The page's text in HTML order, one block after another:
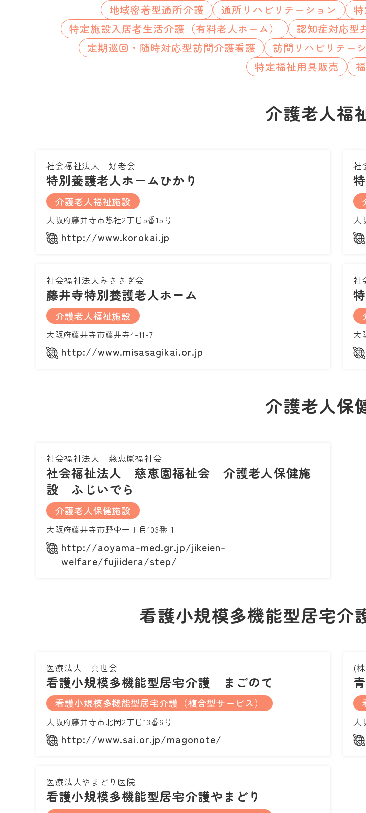
地域密着型通所介護
通所リハビリテーション
特定施設入居者生活介護（有料老人ホーム）
認知症対応型
定期巡回・随時対応型訪問介護看護
訪問リハビリテー
特定福祉用具販売
介護老人福
社会福祉法人 好老会
特別養護老人ホームひかり
介護老人福祉施設
大阪府藤井寺市惣社2丁目5番15号
http://www.korokai.jp
社
大
社会福祉法人みささぎ会
藤井寺特別養護老人ホーム
介護老人福祉施設
大阪府藤井寺市藤井寺4-11-7
http://www.misasagikai.or.jp
社
大
介護老人保
社会福祉法人 慈恵園福祉会
社会福祉法人 慈恵園福祉会 介護老人保健施
設 ふじいでら
介護老人保健施設
大阪府藤井寺市野中一丁目103番１
http://aoyama-med.gr.jp/jikeien-
welfare/fujiidera/step/
看護小規模多機能型居宅介
医療法人 真世会
看護小規模多機能型居宅介護 まごのて
看護小規模多機能型居宅介護（複合型サービス）
大阪府藤井寺市北岡2丁目13番6号
http://www.sai.or.jp/magonote/
(
大
医療法人やまどり医院
看護小規模多機能型居宅介護やまどり